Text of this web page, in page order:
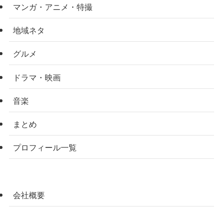
マンガ・アニメ・特撮
地域ネタ
グルメ
ドラマ・映画
音楽
まとめ
プロフィール一覧
会社概要